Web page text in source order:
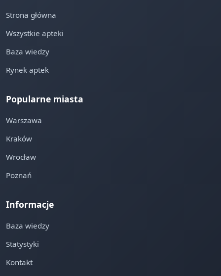
Strona główna
Wszystkie apteki
Baza wiedzy
Rynek aptek
Popularne miasta
Warszawa
Kraków
Wrocław
Poznań
Informacje
Baza wiedzy
Statystyki
Kontakt